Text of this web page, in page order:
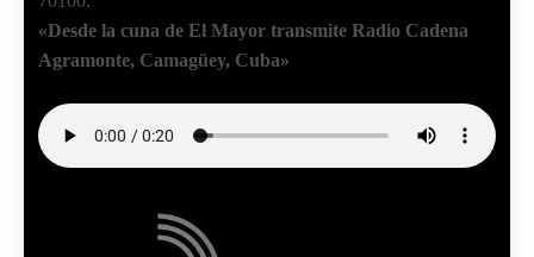
«Desde la cuna de El Mayor transmite Radio Cadena
Agramonte, Camagüey, Cuba»